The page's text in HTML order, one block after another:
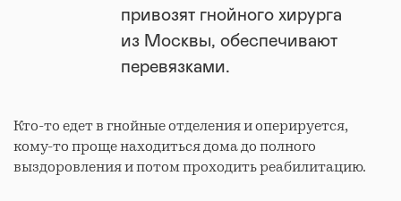
привозят гнойного хирурга
из Москвы, обеспечивают
перевязками.
Кто-то едет в гнойные отделения и оперируется,
кому-то проще находиться дома до полного
выздоровления и потом проходить реабилитацию.